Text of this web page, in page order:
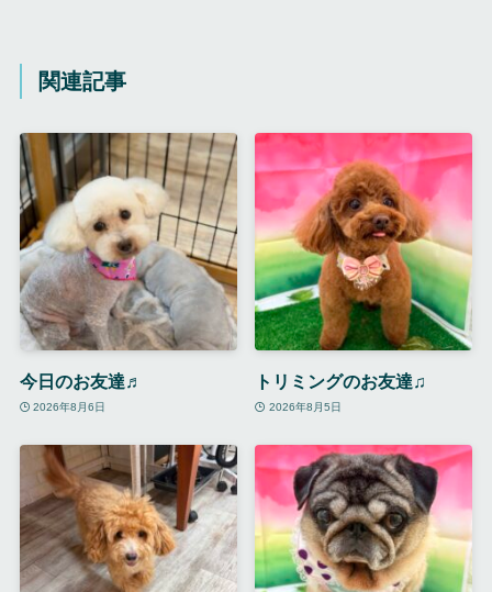
関連記事
今日のお友達♬
2026年8月6日
トリミングのお友達♫
2026年8月5日